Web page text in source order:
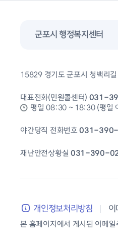
군포시 행정복지센터
15829 경기도 군포시 청백리
대표전화(민원콜센터) 031-
평일 08:30 ~ 18:30 (평일
야간당직 전화번호031-
재난안전상황실 031-390-
개인정보처리방침 이
본 홈페이지에서 게시된 이메